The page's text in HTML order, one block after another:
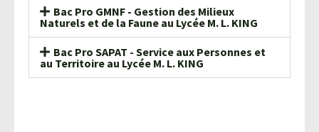
Bac Pro GMNF - Gestion des Milieux
Naturels et de la Faune au Lycée M. L. KING
Bac Pro SAPAT - Service aux Personnes et
au Territoire au Lycée M. L. KING